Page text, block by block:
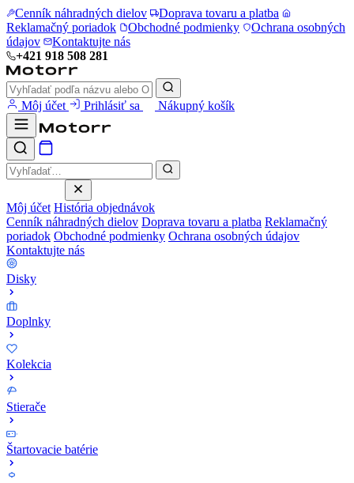
Cenník náhradných dielov
Doprava tovaru a platba
Reklamačný poriadok
Obchodné podmienky
Ochrana osobných
údajov
Kontaktujte nás
+421 918 508 281
Môj účet Prihlásiť sa Nákupný košík
Môj účet História objednávok
Cenník náhradných dielov Doprava tovaru a platba Reklamačný
poriadok Obchodné podmienky Ochrana osobných údajov
Kontaktujte nás
Disky
Doplnky
Kolekcia
Stierače
Štartovacie batérie